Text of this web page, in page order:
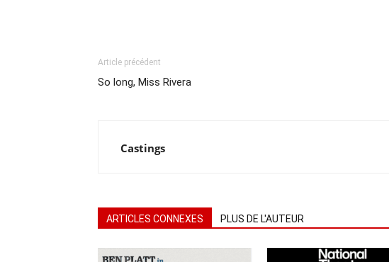
Article précédent
So long, Miss Rivera
Castings
ARTICLES CONNEXES PLUS DE L'AUTEUR